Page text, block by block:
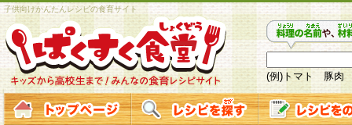
子供向けかんたんレシピの食育サイト
(例)トマト 豚肉